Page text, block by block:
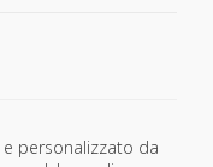
e personalizzato da